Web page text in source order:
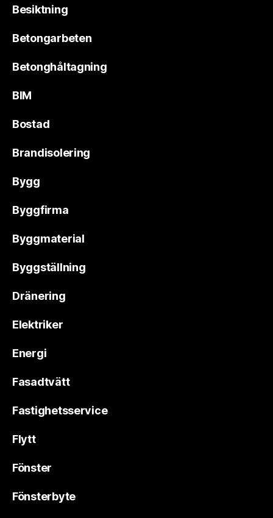
Besiktning
Betongarbeten
Betonghåltagning
BIM
Bostad
Brandisolering
Bygg
Byggfirma
Byggmaterial
Byggställning
Dränering
Elektriker
Energi
Fasadtvätt
Fastighetsservice
Flytt
Fönster
Fönsterbyte